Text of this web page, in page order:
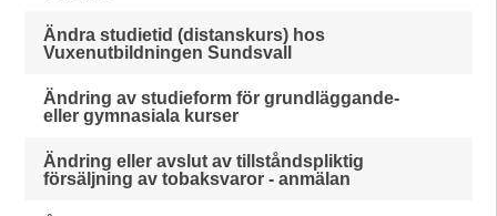
Ändra studietid (distanskurs) hos
Vuxenutbildningen Sundsvall
Ändring av studieform för grundläggande-
eller gymnasiala kurser
Ändring eller avslut av tillståndspliktig
försäljning av tobaksvaror - anmälan